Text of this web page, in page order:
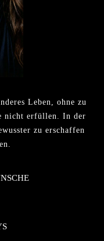
Leben, ohne zu
nicht erfüllen. In der
zu erschaffen